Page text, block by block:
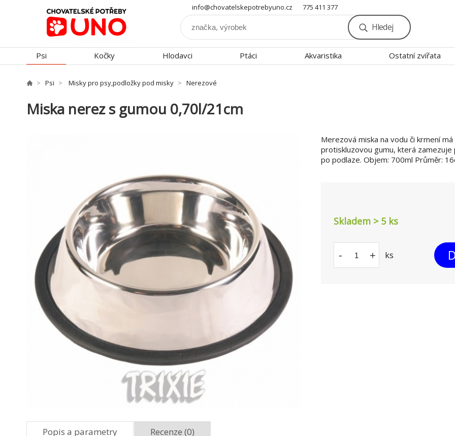
info@chovatelskepotrebyuno.cz 775 411 377
Hledej
Psi Kočky Hlodavci Ptáci Akvaristika Ostatní zvířata
Psi Misky pro psy,podložky pod misky Nerezové
Miska nerez s gumou 0,70l/21cm
Merezová miska na vodu či krmení
protiskluzovou gumu, která zamezuje
po podlaze. Objem: 700ml Průměr:
Skladem > 5 ks
- + ks
Popis a parametry Recenze (0)